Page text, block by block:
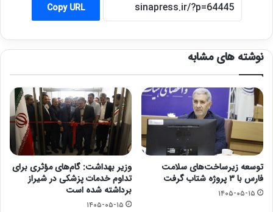
Copy URL
نوشته های مشابه
توسعه زیرساخت‌های سلامت
فارس با ۳ پروژه شتاب گرفت
۱۴۰۵-۰۵-۱۵
وزیر بهداشت: گام‌های مؤثری برای
تداوم خدمات پزشکی در شیراز
برداشته شده است
۱۴۰۵-۰۵-۱۵